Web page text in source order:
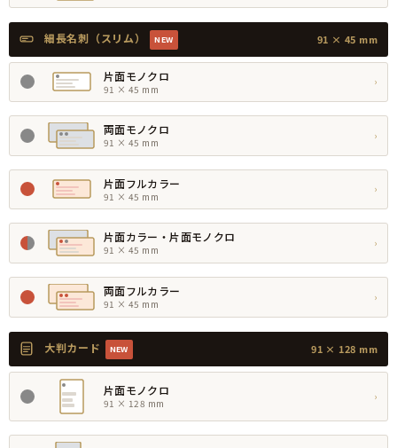
細長名刺（スリム） NEW 91 × 45 mm
片面モノクロ
91 × 45 mm
›
両面モノクロ
91 × 45 mm
›
片面フルカラー
91 × 45 mm
›
片面カラー・片面モノクロ
91 × 45 mm
›
両面フルカラー
91 × 45 mm
›
大判カード NEW 91 × 128 mm
片面モノクロ
91 × 128 mm
›